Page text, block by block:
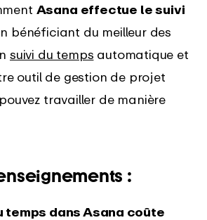
Asana effectue le suivi
bénéficiant du meilleur des
suivi du temps automatique et
outil de gestion de projet
travailler de manière
:
temps dans Asana coûte